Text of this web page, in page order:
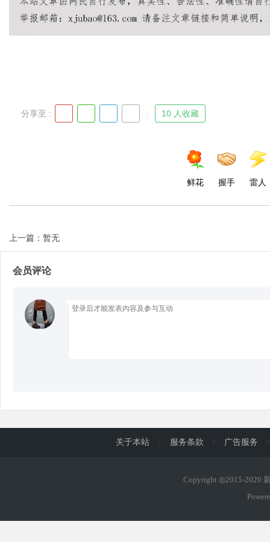
d
分享至 : 10 人收藏
鲜花 握手 雷人
上一篇：暂无
会员评论
关于本站 / 服务条款 / 广告服务 /
Copyright ◎2015-2020